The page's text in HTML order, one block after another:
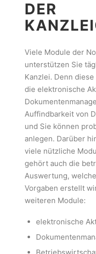
DER
Viele Module der
unterstützen Sie
Kanzlei. Denn
die elektronische
Auffindbarkeit von
und Sie können
anlegen. Darüber
viele nützliche
gehört auch die
Auswertung,
Vorgaben erstellt
weiteren Module:
elektronische